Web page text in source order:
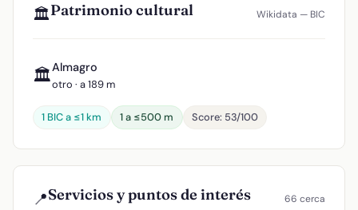
🏛️Patrimonio cultural Wikidata — BIC
🏛️Almagro
otro · a 189 m
1 BIC a ≤1 km 1 a ≤500 m Score: 53/100
📍Servicios y puntos de interés 66 cerca